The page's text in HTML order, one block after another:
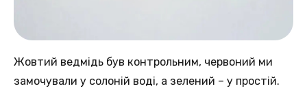
Жовтий ведмідь був контрольним, червоний ми
замочували у солоній воді, а зелений – у простій.